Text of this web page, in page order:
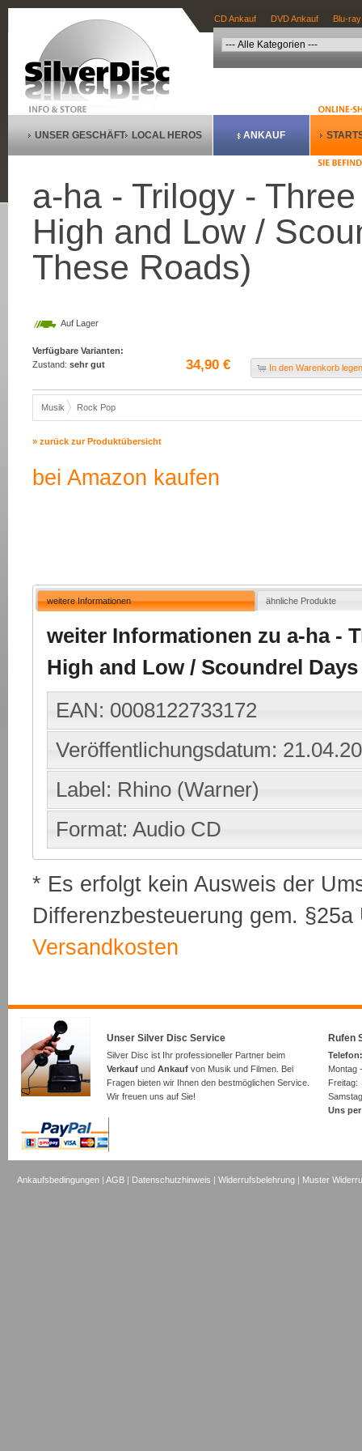
CD Ankauf DVD Ankauf Blu-
UNSER GESCHÄFT LOCAL HEROS ANKAUF
a-ha - Trilogy -
High and Low /
These Roads)
Auf Lager
Verfügbare Varianten:
Zustand: sehr gut 34,90 € In den Warenkorb
Musik Rock Pop
» zurück zur Produktübersicht
bei Amazon kaufen
weitere Informationen ähnliche Produkte
weiter Informationen zu a-ha -
High and Low / Scoundrel
EAN: 0008122733172
Veröffentlichungsdatum:
Label: Rhino (Warner)
Format: Audio CD
* Es erfolgt kein Ausweis der
Differenzbesteuerung gem.
Versandkosten
Unser Silver Disc Service
Silver Disc ist Ihr professioneller Partner beim
Verkauf und Ankauf von Musik und Filmen. Bei
Fragen bieten wir Ihnen den bestmöglichen Service.
Wir freuen uns auf Sie!
Rufen
Montag
Uns
Ankaufsbedingungen |AGB | Datenschutzhinweis |Widerrufsbelehrung | Muster